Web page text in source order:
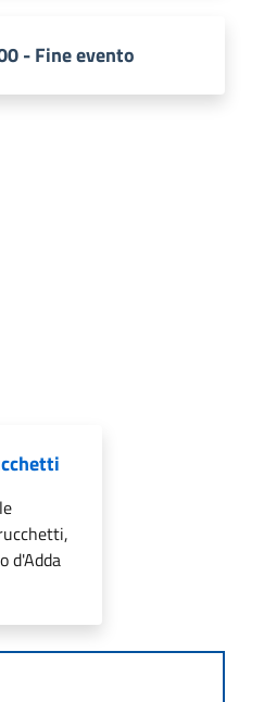
- Fine evento
d'Adda